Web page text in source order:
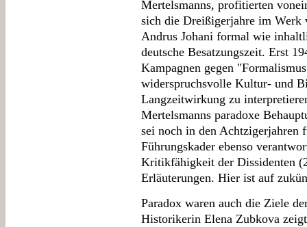
Mertelsmanns, profitierten
sich die Dreißigerjahre im
Andrus Johani formal wie
deutsche Besatzungszeit. Erst
Kampagnen gegen
widerspruchsvolle Kultur- und
Langzeitwirkung zu
Mertelsmanns paradoxe
sei noch in den Achtzigerjahren
Führungskader ebenso
Kritikfähigkeit der Dissidenten
Erläuterungen. Hier ist auf
Paradox waren auch die Ziele
Historikerin Elena Zubkova